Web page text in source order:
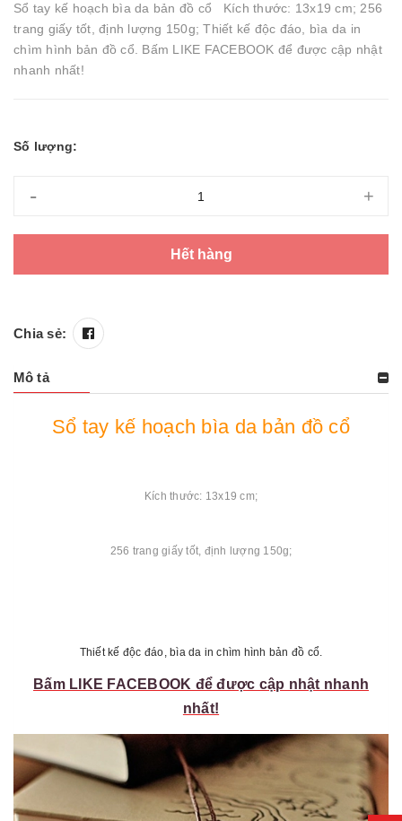
Sổ tay kế hoạch bìa da bản đồ cổ Kích thước: 13x19 cm; 256
trang giấy tốt, định lượng 150g; Thiết kế độc đáo, bìa da in
chìm hình bản đồ cổ. Bấm LIKE FACEBOOK để được cập nhật
nhanh nhất!
Số lượng:
- +
Hết hàng
Chia sẻ:
Mô tả
Sổ tay kế hoạch bìa da bản đồ cổ
Kích thước: 13x19 cm;
256 trang giấy tốt, định lượng 150g;
Thiết kế độc đáo, bìa da in chìm hình bản đồ cổ.
Bấm LIKE FACEBOOK để được cập nhật nhanh
nhất!